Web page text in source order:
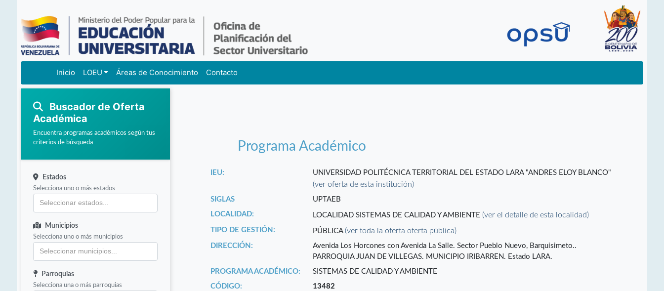
Inicio LOEU Áreas de Conocimiento Contacto
Buscador de Oferta
Académica
Encuentra programas académicos según tus
criterios de búsqueda
Estados
Selecciona uno o más estados
Municipios
Selecciona uno o más municipios
Parroquias
Selecciona una o más parroquias
Programa Académico
IEU: UNIVERSIDAD POLITÉCNICA TERRITORIAL DEL ESTADO LARA "ANDRES ELOY BLANCO"
(ver oferta de esta institución)
SIGLAS
UPTAEB
LOCALIDAD:
LOCALIDAD SISTEMAS DE CALIDAD Y AMBIENTE(ver el detalle de esta localidad)
TIPO DE GESTIÓN: PÚBLICA(ver toda la oferta oferta pública)
DIRECCIÓN:
Avenida Los Horcones con Avenida La Salle. Sector Pueblo Nuevo, Barquisimeto..
PARROQUIA JUAN DE VILLEGAS. MUNICIPIO IRIBARREN. Estado LARA.
PROGRAMA ACADÉMICO:
SISTEMAS DE CALIDAD Y AMBIENTE
CÓDIGO:
13482